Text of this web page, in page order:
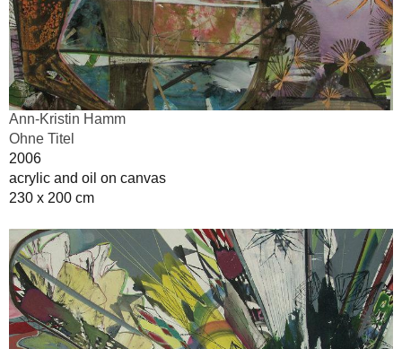
Ann-Kristin Hamm
Ohne Titel
2006
acrylic and oil on canvas
230 x 200 cm